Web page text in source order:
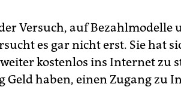
Versuch, auf Bezahlmodelle
es gar nicht erst. Sie hat
kostenlos ins Internet zu
Geld haben, einen Zugang zu